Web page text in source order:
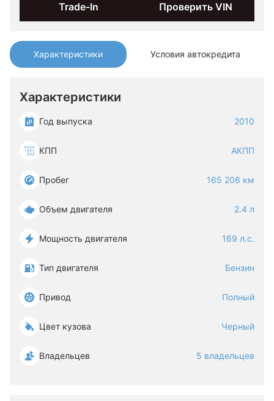
Характеристики Условия автокредита
Характеристики
Год выпуска 2010
КПП АКПП
Пробег 165 206 км
Объем двигателя 2.4 л
Мощность двигателя 169 л.с.
Тип двигателя Бензин
Привод Полный
Цвет кузова Черный
Владельцев 5 владельцев
Trade-In Проверить VIN